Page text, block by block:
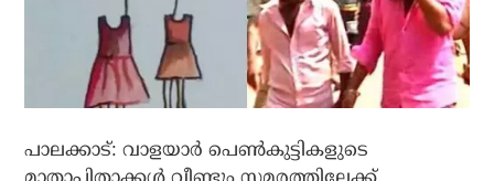
പാലക്കാട്: വാളയാര്‍ പെണ്‍കുട്ടികളുടെ